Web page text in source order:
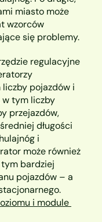
miasto może
wzorców
się problemy.
regulacyjne
pojazdów i
w tym liczby
przejazdów,
długości
i
może również
bardziej
pojazdów – a
i module